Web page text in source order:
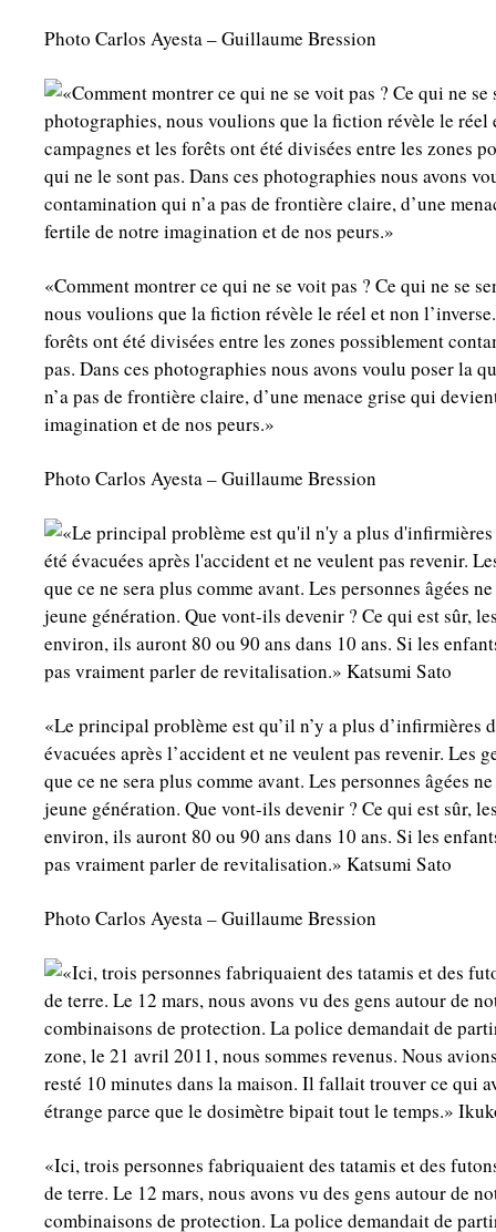
Photo Carlos Ayesta – Guillaume Bression
«Comment montrer ce qui ne se voit pas ? Ce qui ne se
nous voulions que la fiction révèle le réel et non
forêts ont été divisées entre les zones possiblement
pas. Dans ces photographies nous avons voulu poser la
n’a pas de frontière claire, d’une menace grise qui
imagination et de nos peurs.»
Photo Carlos Ayesta – Guillaume Bression
«Le principal problème est qu’il n’y a plus d’infirmières
évacuées après l’accident et ne veulent pas revenir. Les
que ce ne sera plus comme avant. Les personnes âgées
jeune génération. Que vont-ils devenir ? Ce qui est sûr,
environ, ils auront 80 ou 90 ans dans 10 ans. Si les
pas vraiment parler de revitalisation.» Katsumi Sato
Photo Carlos Ayesta – Guillaume Bression
«Ici, trois personnes fabriquaient des tatamis et des
de terre. Le 12 mars, nous avons vu des gens autour de
combinaisons de protection. La police demandait de